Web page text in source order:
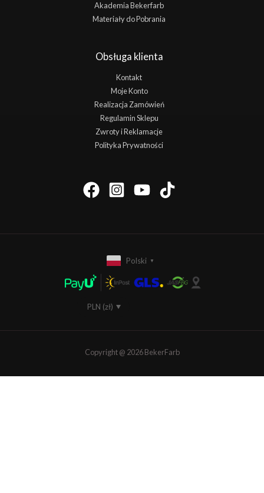
Akademia Bekerfarb
Materiały do Pobrania
Obsługa klienta
Kontakt
Moje Konto
Realizacja Zamówień
Regulamin Sklepu
Zwroty i Reklamacje
Polityka Prywatności
Polski ▼
PLN (zł)
Copyright @ 2026 BekerFarb